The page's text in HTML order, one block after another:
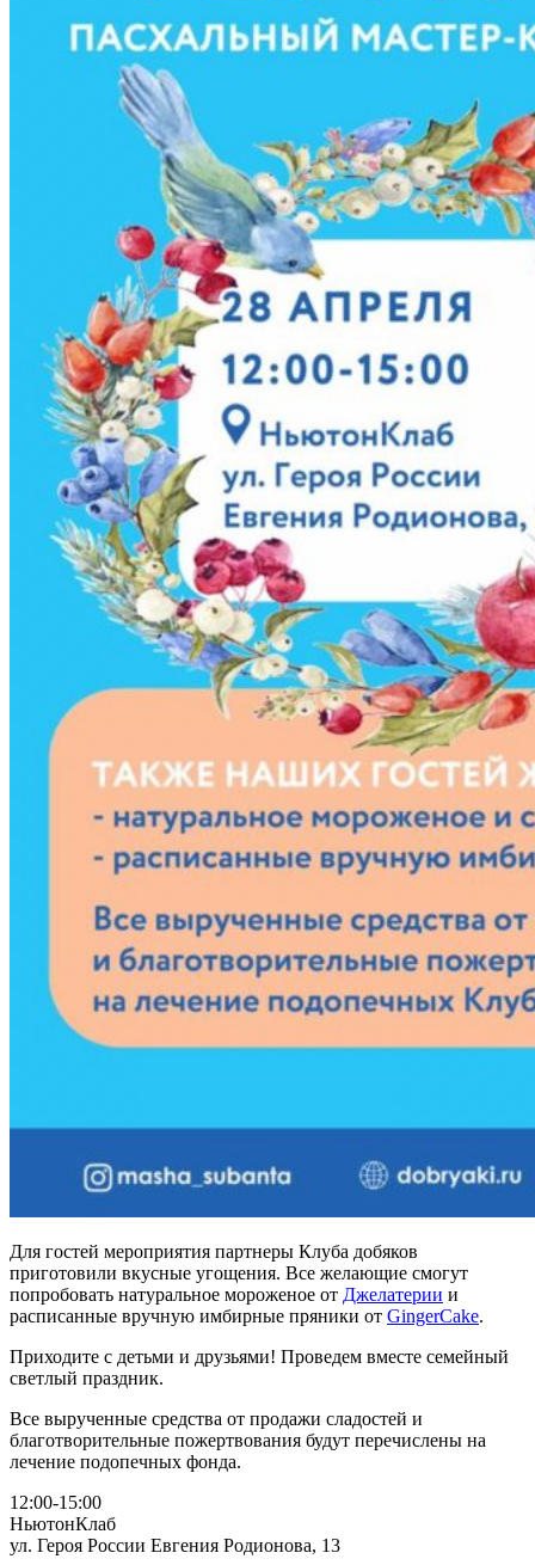
Для гостей мероприятия партнеры Клуба добяков
приготовили вкусные угощения. Все желающие смогут
попробовать натуральное мороженое от Джелатерии и
расписанные вручную имбирные пряники от GingerCake.
Приходите с детьми и друзьями! Проведем вместе семейный
светлый праздник.
Все вырученные средства от продажи сладостей и
благотворительные пожертвования будут перечислены на
лечение подопечных фонда.
12:00-15:00
НьютонКлаб
ул. Героя России Евгения Родионова, 13